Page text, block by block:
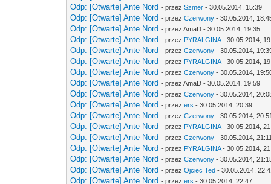
Odp: [Otwarte] Ante Nord - przezSzmer - 30.05.2014, 15:39
Odp: [Otwarte] Ante Nord - przezCzerwony - 30.05.2014,
Odp: [Otwarte] Ante Nord - przez AmaD - 30.05.2014, 19:35
Odp: [Otwarte] Ante Nord - przez PYRALGINA- 30.05.2014,
Odp: [Otwarte] Ante Nord - przezCzerwony - 30.05.2014,
Odp: [Otwarte] Ante Nord - przez PYRALGINA- 30.05.2014,
Odp: [Otwarte] Ante Nord - przezCzerwony - 30.05.2014,
Odp: [Otwarte] Ante Nord - przez AmaD - 30.05.2014, 19:59
Odp: [Otwarte] Ante Nord - przezCzerwony - 30.05.2014,
Odp: [Otwarte] Ante Nord - przezers - 30.05.2014, 20:39
Odp: [Otwarte] Ante Nord - przezCzerwony - 30.05.2014, 20:51
Odp: [Otwarte] Ante Nord - przez PYRALGINA- 30.05.2014,
Odp: [Otwarte] Ante Nord - przezCzerwony - 30.05.2014, 21:11
Odp: [Otwarte] Ante Nord - przez PYRALGINA- 30.05.2014,
Odp: [Otwarte] Ante Nord - przezCzerwony - 30.05.2014,
Odp: [Otwarte] Ante Nord - przezOjciec Ted - 30.05.2014,
Odp: [Otwarte] Ante Nord - przezers - 30.05.2014, 22:47